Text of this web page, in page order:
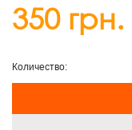
350 грн.
Количество: